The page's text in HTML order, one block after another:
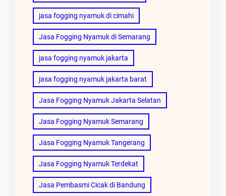
jasa fogging nyamuk di cimahi
Jasa Fogging Nyamuk di Semarang
jasa fogging nyamuk jakarta
jasa fogging nyamuk jakarta barat
Jasa Fogging Nyamuk Jakarta Selatan
Jasa Fogging Nyamuk Semarang
Jasa Fogging Nyamuk Tangerang
Jasa Fogging Nyamuk Terdekat
Jasa Pembasmi Cicak di Bandung